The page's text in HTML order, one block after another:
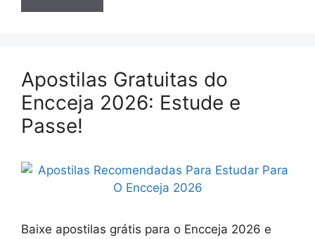
Apostilas Gratuitas do
Encceja 2026: Estude e
Passe!
Baixe apostilas grátis para o Encceja 2026 e